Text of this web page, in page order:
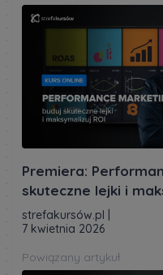
Premiera:
skuteczne lejki i
strefakursów.pl
7 kwietnia 2026
Powiązany artykuł